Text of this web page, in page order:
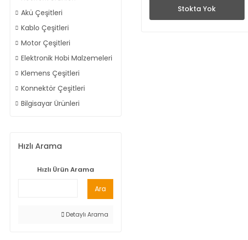
Akü Çeşitleri
Kablo Çeşitleri
Motor Çeşitleri
Elektronik Hobi Malzemeleri
Klemens Çeşitleri
Konnektör Çeşitleri
Bilgisayar Ürünleri
Hızlı Arama
Hızlı Ürün Arama
Ara
Detaylı Arama
Stokta Yok